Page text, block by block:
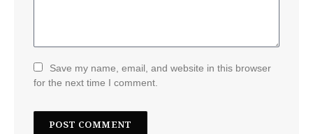
Save my name, email, and website in this browser
for the next time I comment.